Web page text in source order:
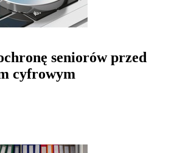
seniorów przed
cyfrowym